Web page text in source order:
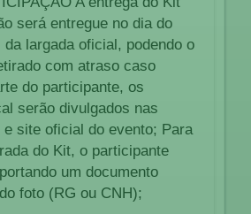
será entregue no dia do
largada oficial, podendo o
com atraso caso
do participante, os
serão divulgados nas
site oficial do evento; Para
do Kit, o participante
um documento
foto (RG ou CNH);